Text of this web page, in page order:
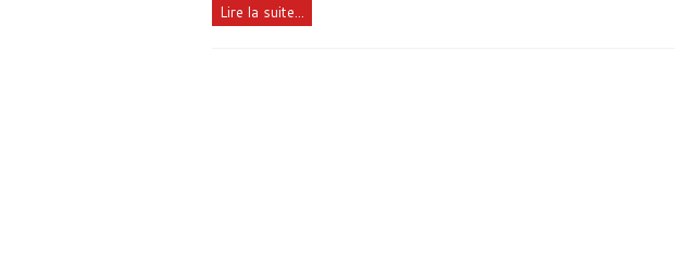
Lire la suite...